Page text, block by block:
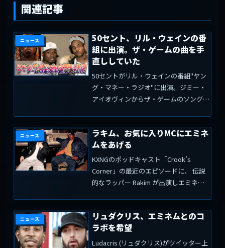
関連記事
ニュース
50セント、リル・ウェインの番
組に出演。ザ・ゲームの曲を手
直ししていた
50セントがリル・ウェインの番組"ヤン
グ・マネー・ラジオ"に出演。ジミー・
アイオヴィンからザ・ゲームのソングラ
ドレーとの関係を強化したいと思ってい
て、迷わずにこの提案...
ニュース
ラキム、お気に入りMCにエミネ
ムをあげる
KXNGのポッドキャスト「Crook’s
Corner」の最近のエピソードに、 伝説
的なラッパー Rakim が出演しエミネム
1人と見なし、マーシャルにリスペクト
を示し...
ニュース
リュダクリス、エミネムとのコ
ラボを希望
Ludacris (リュダクリス)がツイッター上